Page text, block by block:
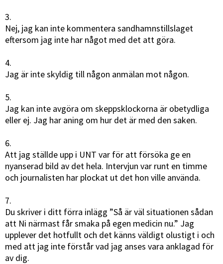
3.
Nej, jag kan inte kommentera sandhamnstillslaget
eftersom jag inte har något med det att göra.
4.
Jag är inte skyldig till någon anmälan mot någon.
5.
Jag kan inte avgöra om skeppsklockorna är obetydliga
eller ej. Jag har aning om hur det är med den saken.
6.
Att jag ställde upp i UNT var för att försöka ge en
nyanserad bild av det hela. Intervjun var runt en timme
och journalisten har plockat ut det hon ville använda.
7.
Du skriver i ditt förra inlägg ”Så är väl situationen sådan
att Ni närmast får smaka på egen medicin nu.” Jag
upplever det hotfullt och det känns väldigt olustigt i och
med att jag inte förstår vad jag anses vara anklagad för
av dig.